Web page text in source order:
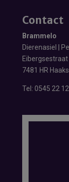
Contact
Brammelo
Dierenasiel |
7481 HR
Tel: 0545 22 12